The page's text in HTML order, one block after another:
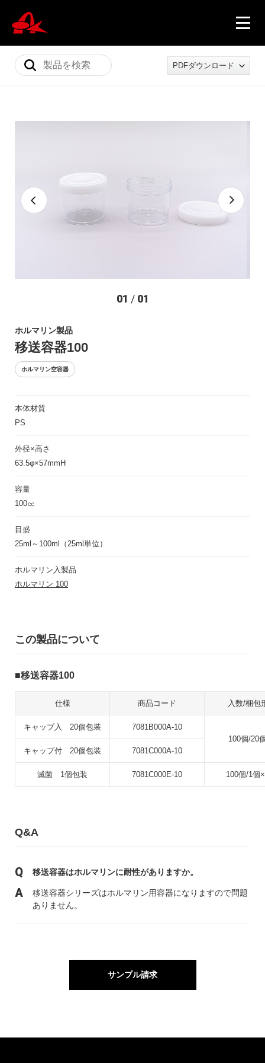
会社概要
PDFダウンロード
01 / 01
ホルマリン製品
移送容器100
ホルマリン空容器
本体材質
PS
外径×高さ
63.5φ×57mmH
容量
100㏄
目盛
25ml～100ml（25ml単位）
ホルマリン入製品
ホルマリン 100
この製品について
移送容器100
仕様 商品コード 入数/梱包
キャップ入 20個包装
7081B000A-10
100個/20
キャップ付 20個包装
7081C000A-10
滅菌 1個包装 7081C000E-10 100個/1個
Q&A
移送容器はホルマリンに耐性がありますか。
移送容器シリーズはホルマリン用容器になりますので問題
ありません。
サンプル請求